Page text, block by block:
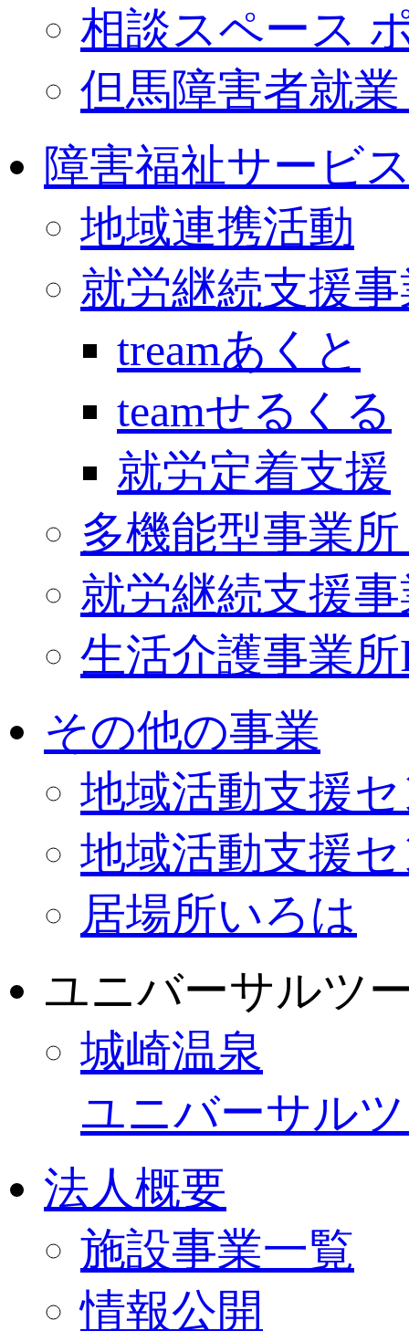
相談スペース
但馬障害者就
障害福祉サービ
地域連携活動
就労継続支援
treamあくと
teamせるくる
就労定着支援
多機能型事業
就労継続支援
生活介護事業所
その他の事業
地域活動支援
地域活動支援
居場所いろは
ユニバーサルツ
城崎温泉
ユニバーサル
法人概要
施設事業一覧
情報公開